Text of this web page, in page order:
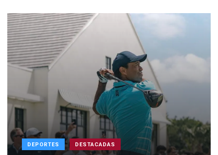
DEPORTES DESTACADAS